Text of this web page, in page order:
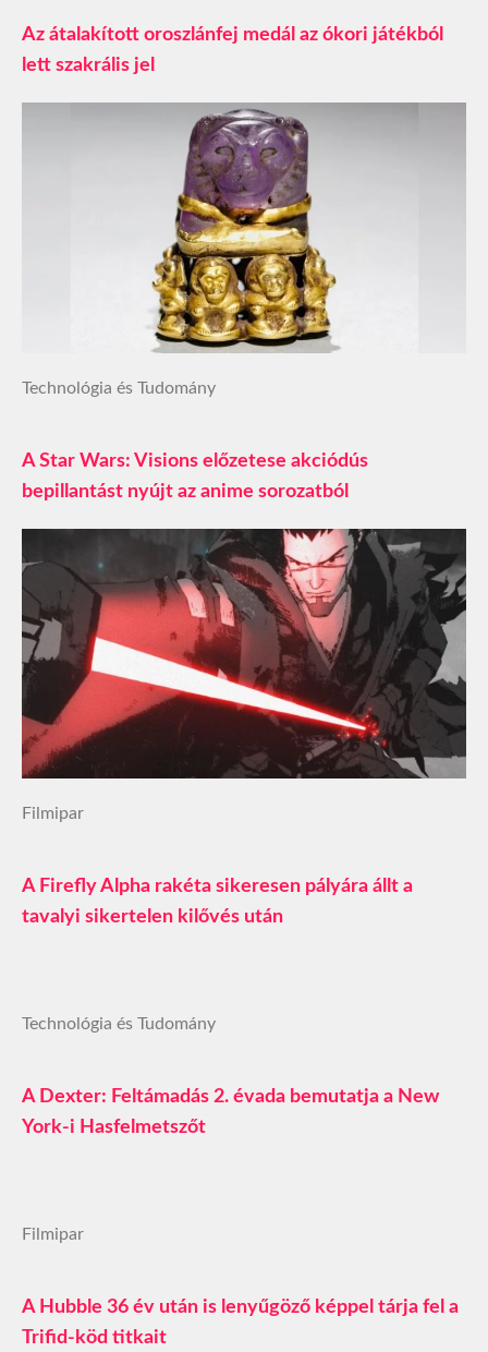
Az átalakított oroszlánfej medál az ókori játékból
lett szakrális jel
Technológia és Tudomány
A Star Wars: Visions előzetese akciódús
bepillantást nyújt az anime sorozatból
Filmipar
A Firefly Alpha rakéta sikeresen pályára állt a
tavalyi sikertelen kilővés után
Technológia és Tudomány
A Dexter: Feltámadás 2. évada bemutatja a New
York-i Hasfelmetszőt
Filmipar
A Hubble 36 év után is lenyűgöző képpel tárja fel a
Trifid-köd titkait